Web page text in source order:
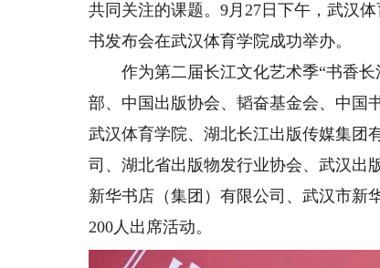
共同关注的课题。9月27日下午，武汉
书发布会在武汉体育学院成功举办。
作为第二届长江文化艺术季“书香长
部、中国出版协会、韬奋基金会、中国
武汉体育学院、湖北长江出版传媒集团
司、湖北省出版物发行业协会、武汉出
新华书店（集团）有限公司、武汉市新
200人出席活动。